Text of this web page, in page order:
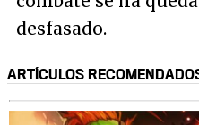
desfasado.
ARTÍCULOS